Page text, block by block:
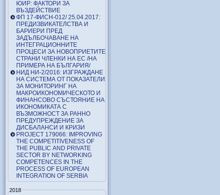
ЮИР: ФАКТОРИ ЗА
ВЪЗДЕЙСТВИЕ
ФП 17-ФИСН-012/ 25.04.2017:
ПРЕДИЗВИКАТЕЛСТВА И
БАРИЕРИ ПРЕД
ЗАДЪЛБОЧАВАНЕ НА
ИНТЕГРАЦИОННИТЕ
ПРОЦЕСИ ЗА НОВОПРИЕТИТЕ
СТРАНИ ЧЛЕНКИ НА ЕС /НА
ПРИМЕРА НА БЪЛГАРИЯ/
НИД НИ-2/2016: ИЗГРАЖДАНЕ
НА СИСТЕМА ОТ ПОКАЗАТЕЛИ
ЗА МОНИТОРИНГ НА
МАКРОИКОНОМИЧЕСКОТО И
ФИНАНСОВО СЪСТОЯНИЕ НА
ИКОНОМИКАТА С
ВЪЗМОЖНОСТ ЗА РАННО
ПРЕДУПРЕЖДЕНИЕ ЗА
ДИСБАЛАНСИ И КРИЗИ
PROJECT 179066: IMPROVING
THE COMPETITIVENESS OF
THE PUBLIC AND PRIVATE
SECTOR BY NETWORKING
COMPETENCES IN THE
PROCESS OF EUROPEAN
INTEGRATION OF SERBIA
2018